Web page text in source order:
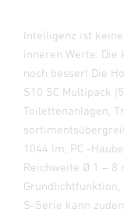
Intelligenz ist
inneren Werte. Die
noch besser! Die
S10 SC Multipack
Toilettenanlagen,
1044 lm, PC -
Reichweite Ø 1 – 8
Grundlichtfunktion,
S-Serie kann